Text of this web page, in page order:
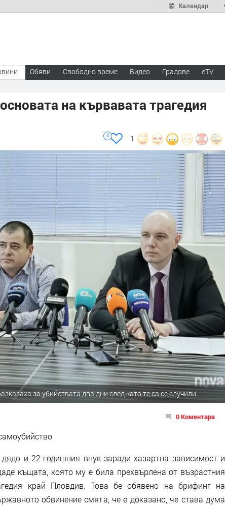
Календар
Обяви Свободно време Видео Градове eTV
на кървавата трагедия
1
0
за убийствата два дни след като те са се случили
0 Коментара
и 22-годишния внук заради хазартна зависимост и
къщата, която му е била прехвърлена от възрастния
край Пловдив. Това бе обявено на брифинг на
обвинение смята, че е доказано, че става дума